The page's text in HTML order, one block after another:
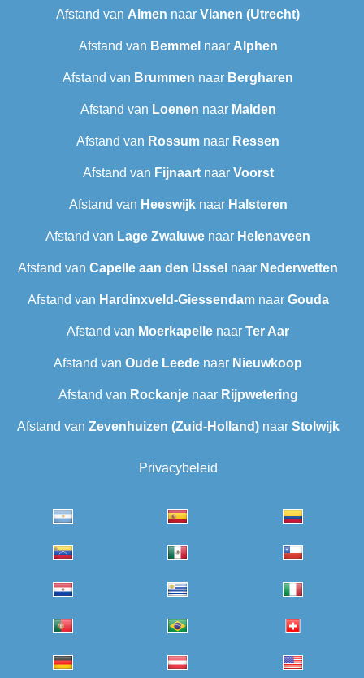
Afstand van Almen naar Vianen (Utrecht)
Afstand van Bemmel naar Alphen
Afstand van Brummen naar Bergharen
Afstand van Loenen naar Malden
Afstand van Rossum naar Ressen
Afstand van Fijnaartnaar Voorst
Afstand van Heeswijknaar Halsteren
Afstand van Lage Zwaluwe naar Helenaveen
Afstand van Capelle aan den IJssel naar Nederwetten
Afstand van Hardinxveld-Giessendamnaar Gouda
Afstand van Moerkapelle naar Ter Aar
Afstand van Oude Leede naar Nieuwkoop
Afstand van Rockanjenaar Rijpwetering
Afstand van Zevenhuizen (Zuid-Holland)naar Stolwijk
Privacybeleid